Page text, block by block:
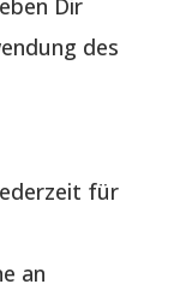
Dir
des
für
an